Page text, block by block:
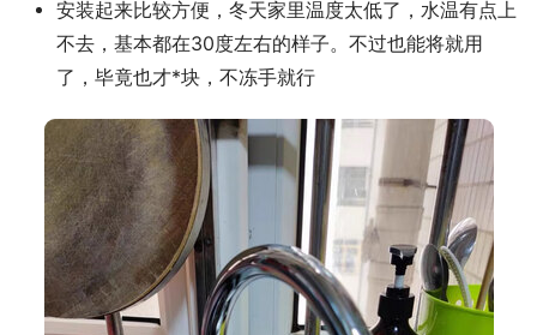
安装起来比较方便，冬天家里温度太低了，水温有点上
不去，基本都在30度左右的样子。不过也能将就用
了，毕竟也才*块，不冻手就行